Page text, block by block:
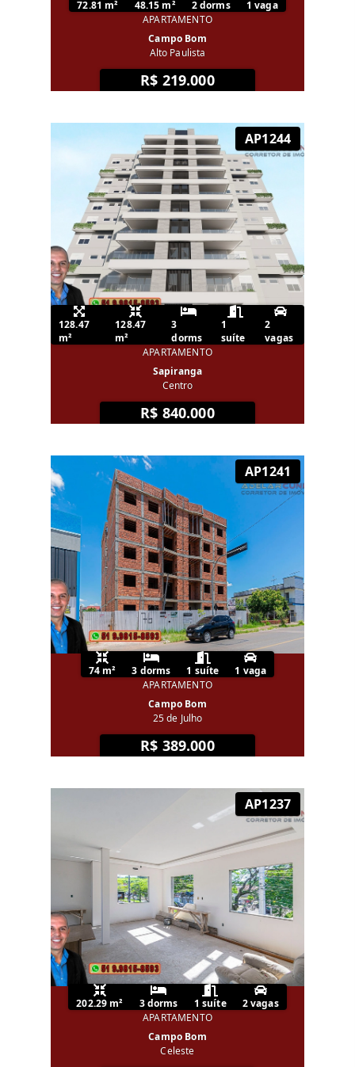
72.81 m² 48.15 m² 2 dorms
1 vaga
APARTAMENTO
Campo Bom
Alto Paulista
R$ 219.000
AP1244
128.47
m²
128.47
m²
3
dorms
1
suíte
2
vagas
APARTAMENTO
Sapiranga
Centro
R$ 840.000
AP1241
74 m² 3 dorms 1 suíte
1 vaga
APARTAMENTO
Campo Bom
25 de Julho
R$ 389.000
AP1237
202.29 m² 3 dorms 1 suíte
2 vagas
APARTAMENTO
Campo Bom
Celeste